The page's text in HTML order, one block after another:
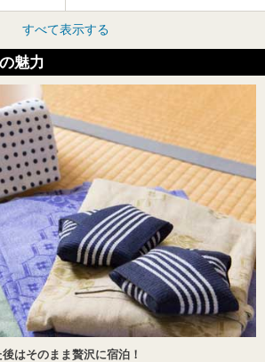
すべて表示する
魅力
はそのまま贅沢に宿泊！